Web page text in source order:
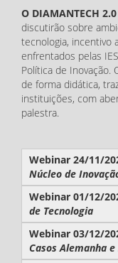
O DIAMANTECH
discutirão sobre
tecnologia, incentivo
enfrentados pelas
Política de Inovação.
de forma didática,
instituições, com
palestra.
Webinar 24/11/
Núcleo de
Webinar 01/12/
de Tecnologia
Webinar 03/12/
Casos Alemanha